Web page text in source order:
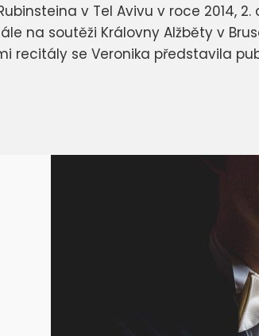
v Tel Avivu v roce 2014,
na soutěži Královny Alžběty v
recitály se Veronika představila